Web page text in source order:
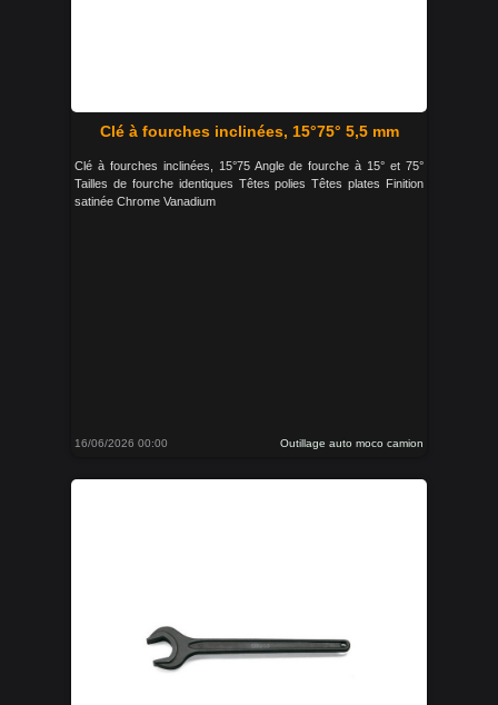
Clé à fourches inclinées, 15°75° 5,5 mm
Clé à fourches inclinées, 15°75 Angle de fourche à 15° et 75°
Tailles de fourche identiques Têtes polies Têtes plates Finition
satinée Chrome Vanadium
16/06/2026 00:00 Outillage auto moco camion